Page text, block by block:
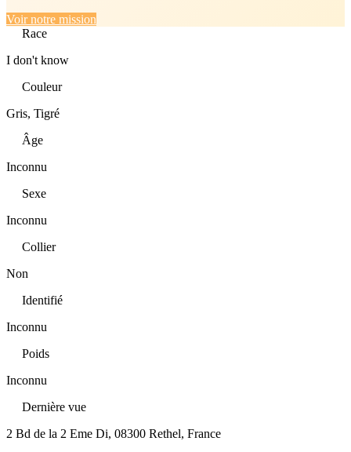
Voir notre mission
Race
I don't know
Couleur
Gris, Tigré
Âge
Inconnu
Sexe
Inconnu
Collier
Non
Identifié
Inconnu
Poids
Inconnu
Dernière vue
2 Bd de la 2 Eme Di, 08300 Rethel, France